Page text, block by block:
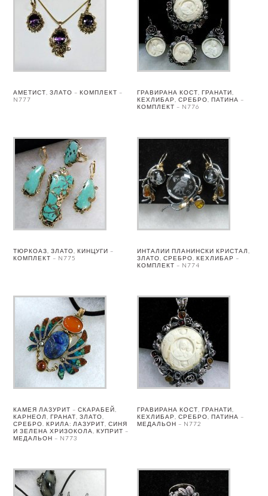
АМЕТИСТ, ЗЛАТО – КОМПЛЕКТ –
N777
ГРАВИРАНА КОСТ, ГРАНАТИ,
КЕХЛИБАР, СРЕБРО, ПАТИНА –
КОМПЛЕКТ – N776
ТЮРКОАЗ, ЗЛАТО, КИНЦУГИ –
КОМПЛЕКТ – N775
ИНТАЛИИ ПЛАНИНСКИ КРИСТАЛ,
ЗЛАТО, СРЕБРО, КЕХЛИБАР –
КОМПЛЕКТ – N774
КАМЕЯ ЛАЗУРИТ – СКАРАБЕЙ,
КАРНЕОЛ, ГРАНАТ, ЗЛАТО,
СРЕБРО. КРИЛА: ЛАЗУРИТ, СИНЯ
И ЗЕЛЕНА ХРИЗОКОЛА, КУПРИТ –
МЕДАЛЬОН – N773
ГРАВИРАНА КОСТ, ГРАНАТИ,
КЕХЛИБАР, СРЕБРО, ПАТИНА –
МЕДАЛЬОН – N772